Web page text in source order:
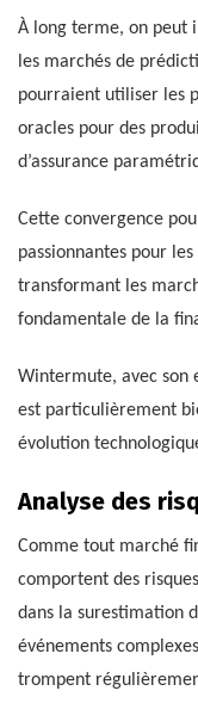
À long terme, on peut
les marchés de
pourraient utiliser les
oracles pour des
d’assurance
Cette convergence
passionnantes pour
transformant les
fondamentale de la
Wintermute, avec son
est particulièrement
évolution
Analyse des
Comme tout marché
comportent des
dans la surestimation
événements
trompent